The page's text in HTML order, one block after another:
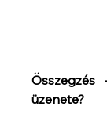
üzenete?